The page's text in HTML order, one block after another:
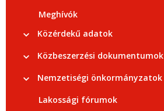
Meghívók
Közérdekű adatok
Közbeszerzési dokumentumok
Nemzetiségi önkormányzatok
Lakossági fórumok